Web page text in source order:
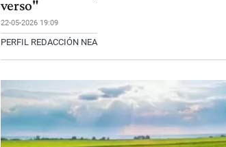
verso"
22-05-2026 19:09
PERFIL REDACCIÓN NEA